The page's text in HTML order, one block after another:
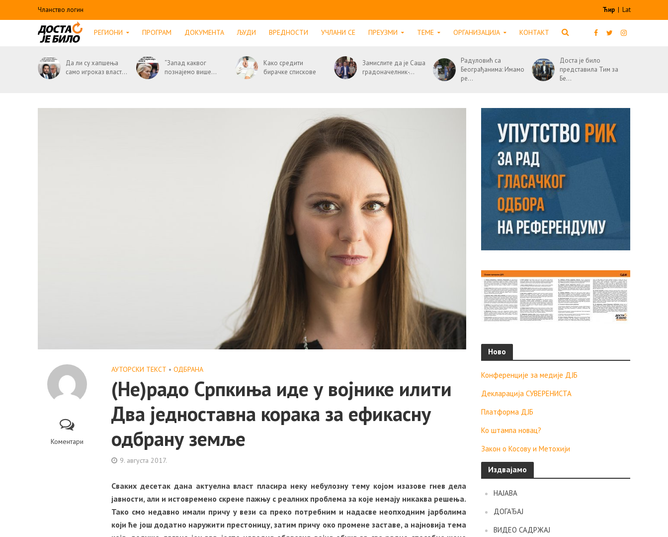
Чланство логин Ћир | Lat
РЕГИОНИ ПРОГРАМ ДОКУМЕНТА ЉУДИ ВРЕДНОСТИ УЧЛАНИ СЕ ПРЕУЗМИ ТЕМЕ ОРГАНИЗАЦИЈА КОНТАКТ
Да ли су хапшења
само игроказ власт...
“Запад каквог
познајемо више...
Како средити
бирачке спискове
Замислите да је Саша
градоначелник-...
Радуловић са
Београђанима: Имамо
ре...
Доста је било
представила Тим за
Бе...
Коментари
АУТОРСКИ ТЕКСТ • ОДБРАНА
(Не)радо Српкиња иде у војнике илити
Два једноставна корака за ефикасну
одбрану земље
9. августа 2017.
Сваких десетак дана актуелна власт пласира неку небулозну тему којом изазове гнев дела
јавности, али и истовремено скрене пажњу с реалних проблема за које немају никаква решења.
Тако смо недавно имали причу у вези са преко потребним и надасве неопходним јарболима
који ће још додатно наружити престоницу, затим причу око промене заставе, а најновија тема
Ново
Конференције за медије ДЈБ
Декларација СУВЕРЕНИСТА
Платформа ДЈБ
Ко штампа новац?
Закон о Косову и Метохији
Издвајамо
НАЈАВА
ДОГАЂАЈ
ВИДЕО САДРЖАЈ